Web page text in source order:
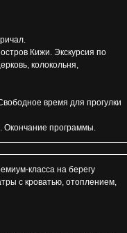
Кижи. Экскурсия по
колокольня,
время для прогулки
Окончание программы.
класса на берегу
с кроватью, отоплением,